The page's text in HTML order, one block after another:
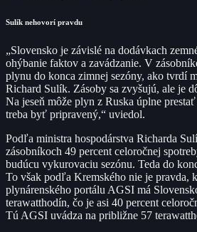
Sulík nehovorí pravdu
„Slovensko je závislé na dodávkach
ohýbanie faktov a zavádzanie. V
plynu do konca zimnej sezóny, ako tvrdí
Richard Sulík. Zásoby sa zvyšujú, ale je
Na jeseň môže plyn z Ruska úplne
treba byť pripravený,“ uviedol.
Podľa ministra hospodárstva Richarda
zásobníkoch 49 percent celoročnej
budúcu vykurovaciu sezónu. Teda do
To však podľa Kremského nie je pravda,
plynárenského portálu AGSI má
terawatthodín, čo je asi 40 percent
Tú AGSI uvádza na približne 57